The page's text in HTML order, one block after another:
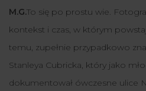
M.G.To się po prostu wie.
kontekst i czas, w którym
temu, zupełnie przypadkowo
Stanleya Cubricka, który jako
dokumentował ówczesne ulice